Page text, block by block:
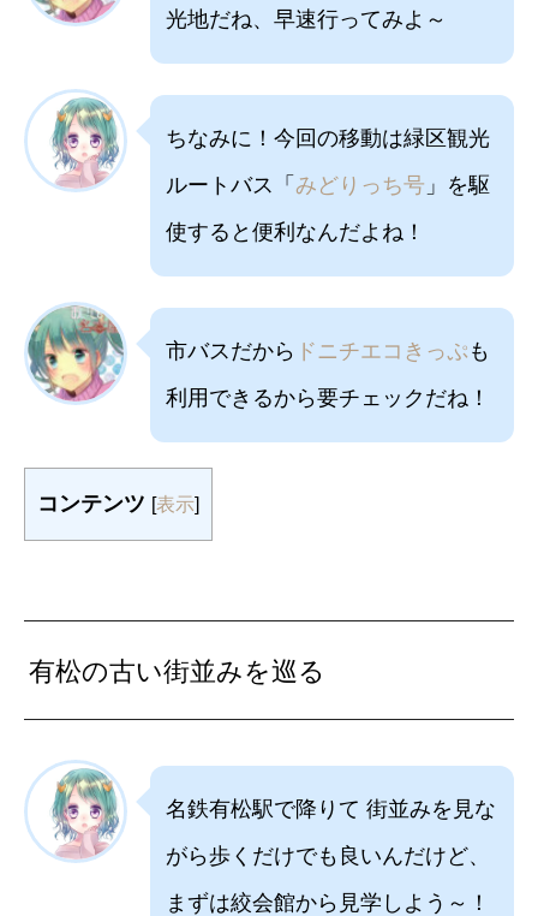
光地だね、早速行ってみよ～
ちなみに！今回の移動は緑区観光
ルートバス「 みどりっち号 」を駆
使すると便利なんだよね！
市バスだから ドニチエコきっぷ も
利用できるから要チェックだね！
コンテンツ [表示]
有松の古い街並みを巡る
名鉄有松駅で降りて 街並みを見な
がら歩くだけでも良いんだけど、
まずは絞会館から見学しよう～！